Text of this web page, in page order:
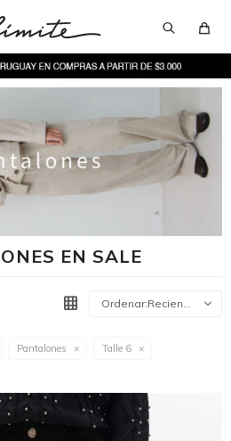
EN SALE
Recientes
Pantalones Talle 6